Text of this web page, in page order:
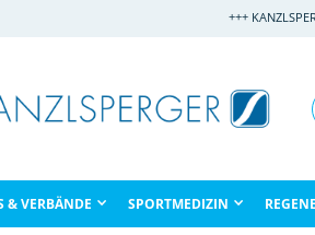
+++
& VERBÄNDE SPORTMEDIZIN